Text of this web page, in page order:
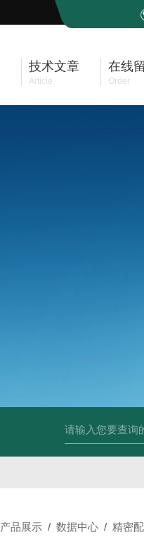
技术文章
Article
在线
Order
产品展示 /数据中心 /精密